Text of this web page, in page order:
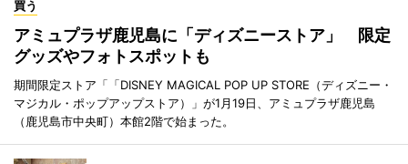
買う
アミュプラザ鹿児島に「ディズニーストア」 限定
グッズやフォトスポットも
期間限定ストア「「DISNEY MAGICAL POP UP STORE（ディズニー・
マジカル・ポップアップストア）」が1月19日、アミュプラザ鹿児島
（鹿児島市中央町）本館2階で始まった。